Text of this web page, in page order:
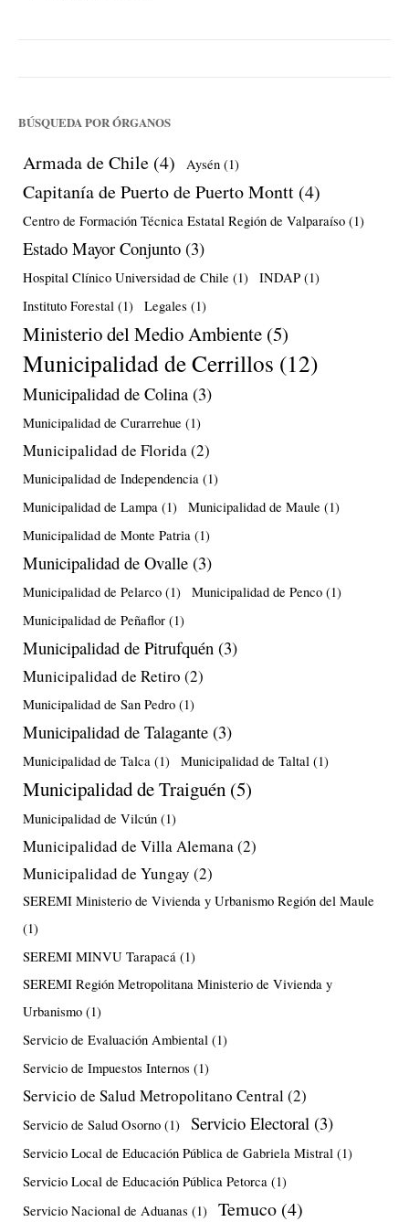
BÚSQUEDA POR ÓRGANOS
Armada de Chile (4) Aysén (1)
Capitanía de Puerto de Puerto Montt (4)
Centro de Formación Técnica Estatal Región de Valparaíso (1)
Estado Mayor Conjunto (3)
Hospital Clínico Universidad de Chile (1) INDAP (1)
Instituto Forestal (1) Legales (1)
Ministerio del Medio Ambiente (5)
Municipalidad de Cerrillos (12)
Municipalidad de Colina (3)
Municipalidad de Curarrehue (1)
Municipalidad de Florida(2)
Municipalidad de Independencia (1)
Municipalidad de Lampa (1) Municipalidad de Maule (1)
Municipalidad de Monte Patria (1)
Municipalidad de Ovalle (3)
Municipalidad de Pelarco (1) Municipalidad de Penco (1)
Municipalidad de Peñaflor (1)
Municipalidad de Pitrufquén (3)
Municipalidad de Retiro (2)
Municipalidad de San Pedro (1)
Municipalidad de Talagante (3)
Municipalidad de Talca (1) Municipalidad de Taltal (1)
Municipalidad de Traiguén (5)
Municipalidad de Vilcún (1)
Municipalidad de Villa Alemana(2)
Municipalidad de Yungay (2)
SEREMI Ministerio de Vivienda y Urbanismo Región del Maule
(1)
SEREMI MINVU Tarapacá (1)
SEREMI Región Metropolitana Ministerio de Vivienda y
Urbanismo (1)
Servicio de Evaluación Ambiental (1)
Servicio de Impuestos Internos (1)
Servicio de Salud Metropolitano Central(2)
Servicio de Salud Osorno (1) Servicio Electoral (3)
Servicio Local de Educación Pública de Gabriela Mistral (1)
Servicio Local de Educación Pública Petorca (1)
Servicio Nacional de Aduanas (1) Temuco (4)